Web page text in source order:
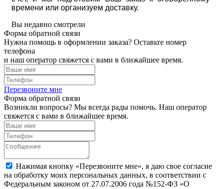
времени или организуем доставку.
Вы недавно смотрели
Форма обратной связи
Нужна помощь в оформлении заказа? Оставьте номер
телефона
и наш оператор свяжется с вами в ближайшее время.
Перезвоните мне
Форма обратной связи
Возникли вопросы? Мы всегда рады помочь. Наш оператор
свяжется с вами в ближайшее время.
Нажимая кнопку «Перезвоните мне», я даю свое согласие
на обработку моих персональных данных, в соответствии с
Федеральным законом от 27.07.2006 года №152-ФЗ «О